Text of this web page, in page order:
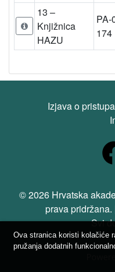
13 –
Knjižnica
HAZU
PA-
174
Izjava o
© 2026 Hrvatska
prava
Svi
Ova stranica koristi kolačiće
pružanja dodatnih